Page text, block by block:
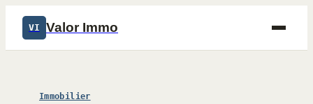
VI Valor Immo
Immobilier